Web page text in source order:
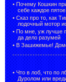
• Почему Кошкин
себе каждое
• Сказ про то, как
лодочный мотор
• По мне, уж лучше
да дело разумей
• В Зашижемье!
• Что в лоб, что по
Дуролом или